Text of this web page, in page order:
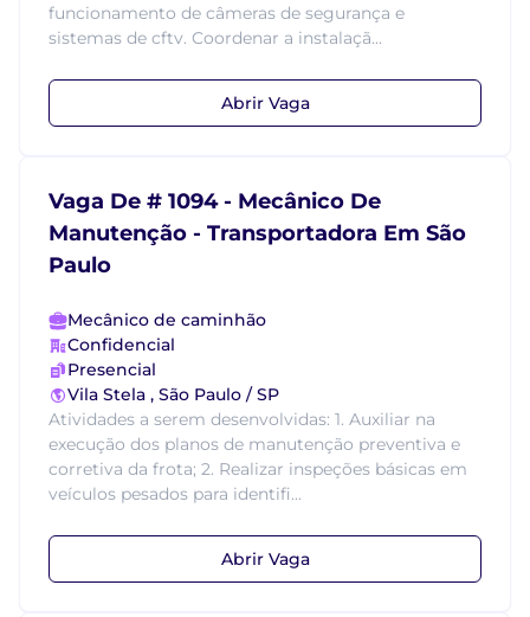
funcionamento de câmeras de segurança e
sistemas de cftv. Coordenar a instalaçã...
Abrir Vaga
Vaga De # 1094 - Mecânico De
Manutenção - Transportadora Em São
Paulo
Mecânico de caminhão
Confidencial
Presencial
Vila Stela , São Paulo / SP
Atividades a serem desenvolvidas: 1. Auxiliar na
execução dos planos de manutenção preventiva e
corretiva da frota; 2. Realizar inspeções básicas em
veículos pesados para identifi...
Abrir Vaga